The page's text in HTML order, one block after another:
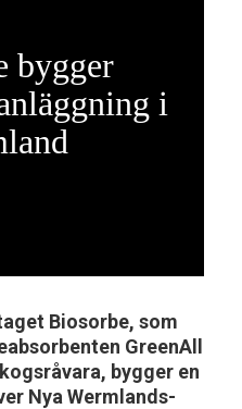
bygger
i
Biosorbe, som
GreenAll
bygger en
Nya Wermlands-